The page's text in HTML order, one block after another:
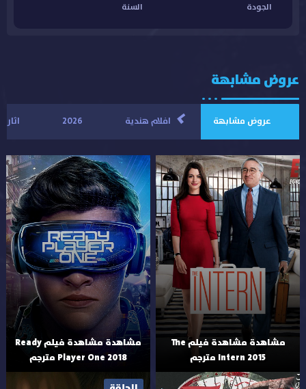
الجودة السنة
عروض مشابهة
عروض مشابهة > افلام هندية 2026 اثارة
مشاهدة مشاهدة فيلم The
Intern 2015 مترجم
مشاهدة مشاهدة فيلم Ready
Player One 2018 مترجم